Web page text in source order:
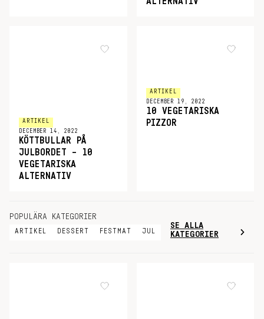
ARTIKEL
DECEMBER 14, 2022
KÖTTBULLAR PÅ
JULBORDET – 10
VEGETARISKA
ALTERNATIV
ARTIKEL
DECEMBER 19, 2022
10 VEGETARISKA
PIZZOR
POPULÄRA KATEGORIER
ARTIKEL DESSERT FESTMAT JUL
SE ALLA
KATEGORIER